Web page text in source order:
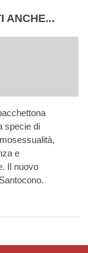
ANCHE...
specie di
e
Il nuovo